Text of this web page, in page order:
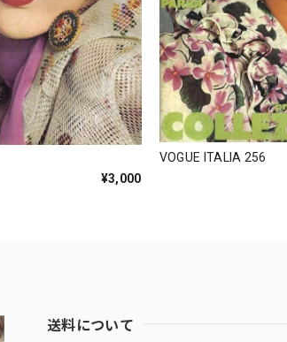
¥3,000
VOGUE ITALIA 256
送料について